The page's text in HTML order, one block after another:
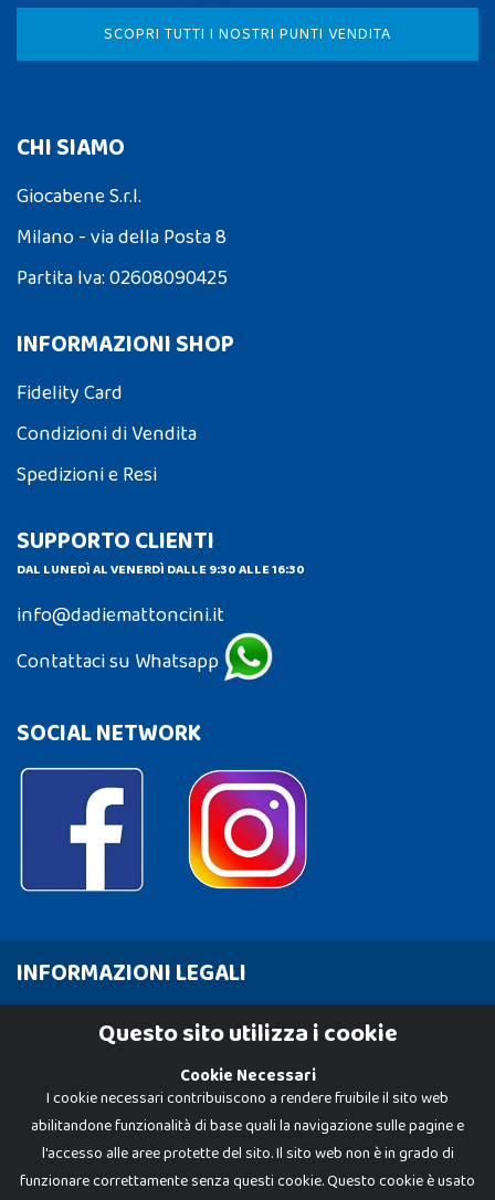
SCOPRI TUTTI I NOSTRI PUNTI VENDITA
CHI SIAMO
Giocabene S.r.l.
Milano - via della Posta 8
Partita Iva: 02608090425
INFORMAZIONI SHOP
Fidelity Card
Condizioni di Vendita
Spedizioni e Resi
SUPPORTO CLIENTI
DAL LUNEDÌ AL VENERDÌ DALLE 9:30 ALLE 16:30
info@dadiemattoncini.it
Contattaci su Whatsapp
SOCIAL NETWORK
INFORMAZIONI LEGALI
Cookie PolicyQuesto sito utilizza i cookie
Cookie Necessari
I cookie necessari contribuiscono a rendere fruibile il sito web
abilitandone funzionalità di base quali la navigazione sulle pagine e
l'accesso alle aree protette del sito. Il sito web non è in grado di
funzionare correttamente senza questi cookie. Questo cookie è usato